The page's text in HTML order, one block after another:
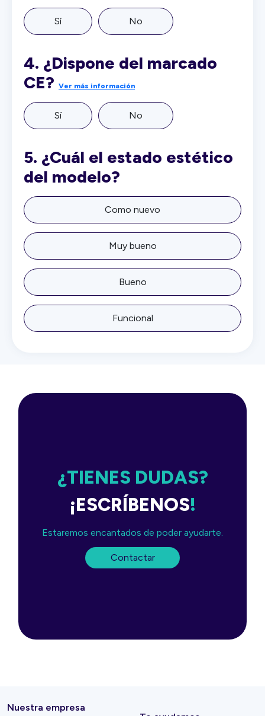
Sí No
4. ¿Dispone del marcado
CE? Ver más información
Sí No
5. ¿Cuál el estado estético
del modelo?
Como nuevo
Muy bueno
Bueno
Funcional
¿TIENES DUDAS?
¡ESCRÍBENOS!
Estaremos encantados de poder ayudarte.
Contactar
Nuestra empresa